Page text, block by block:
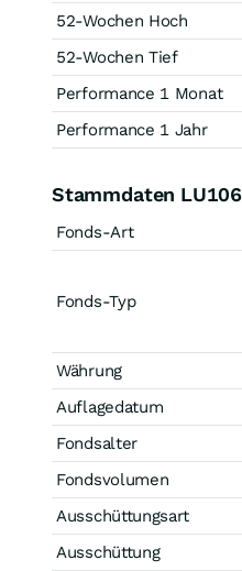
52-Wochen Hoch
52-Wochen Tief
Performance 1 Monat
Performance 1 Jahr
Stammdaten
Fonds-Art
Fonds-Typ
Währung
Auflagedatum
Fondsalter
Fondsvolumen
Ausschüttungsart
Ausschüttung